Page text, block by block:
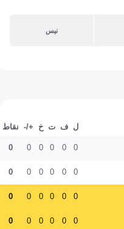
نيس
ل ف ت خ +/- نقاط
0
0
0
0
0
0
0
0
0
0
0
0
0
0
0
0
0
0
0
0
0
0
0
0